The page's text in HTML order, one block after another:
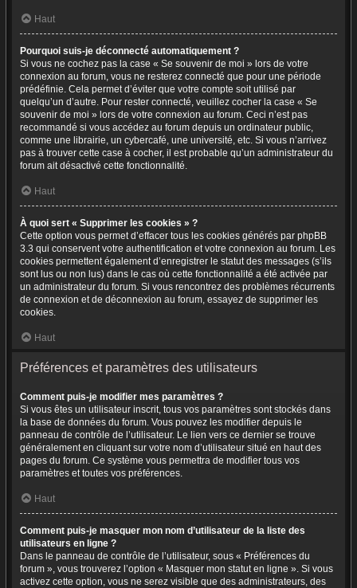
Haut
Pourquoi suis-je déconnecté automatiquement ?
Si vous ne cochez pas la case « Se souvenir de moi » lors de votre
connexion au forum, vous ne resterez connecté que pour une période
prédéfinie. Cela permet d’éviter que votre compte soit utilisé par
quelqu’un d’autre. Pour rester connecté, veuillez cocher la case « Se
souvenir de moi » lors de votre connexion au forum. Ceci n’est pas
recommandé si vous accédez au forum depuis un ordinateur public,
comme une librairie, un cybercafé, une université, etc. Si vous n’arrivez
pas à trouver cette case à cocher, il est probable qu’un administrateur du
forum ait désactivé cette fonctionnalité.
Haut
À quoi sert « Supprimer les cookies » ?
Cette option vous permet d’effacer tous les cookies générés par phpBB
3.3 qui conservent votre authentification et votre connexion au forum. Les
cookies permettent également d’enregistrer le statut des messages (s’ils
sont lus ou non lus) dans le cas où cette fonctionnalité a été activée par
un administrateur du forum. Si vous rencontrez des problèmes récurrents
de connexion et de déconnexion au forum, essayez de supprimer les
cookies.
Haut
Préférences et paramètres des utilisateurs
Comment puis-je modifier mes paramètres ?
Si vous êtes un utilisateur inscrit, tous vos paramètres sont stockés dans
la base de données du forum. Vous pouvez les modifier depuis le
panneau de contrôle de l’utilisateur. Le lien vers ce dernier se trouve
généralement en cliquant sur votre nom d’utilisateur situé en haut des
pages du forum. Ce système vous permettra de modifier tous vos
paramètres et toutes vos préférences.
Haut
Comment puis-je masquer mon nom d’utilisateur de la liste des
utilisateurs en ligne ?
Dans le panneau de contrôle de l’utilisateur, sous « Préférences du
forum », vous trouverez l’option « Masquer mon statut en ligne ». Si vous
activez cette option, vous ne serez visible que des administrateurs, des